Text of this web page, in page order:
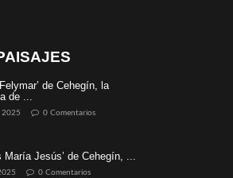
de Cehegín, la
de ...
2025 0 Comentarios
María Jesús’ de Cehegín, ...
0 Comentarios